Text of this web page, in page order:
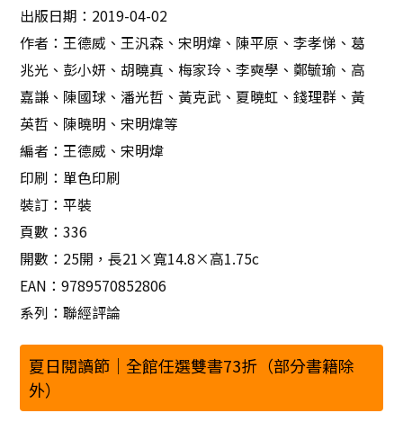
出版日期：2019-04-02
作者：王德威、王汎森、宋明煒、陳平原、李孝悌、葛
兆光、彭小妍、胡曉真、梅家玲、李奭學、鄭毓瑜、高
嘉謙、陳國球、潘光哲、黃克武、夏曉虹、錢理群、黃
英哲、陳曉明、宋明煒等
編者：王德威、宋明煒
印刷：單色印刷
裝訂：平裝
頁數：336
開數：25開，長21×寬14.8×高1.75c
EAN：9789570852806
系列：聯經評論
夏日閱讀節｜全館任選雙書73折（部分書籍除
外）